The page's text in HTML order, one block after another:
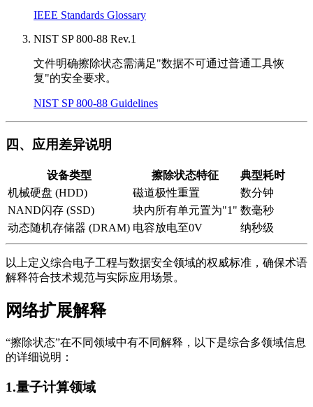
IEEE Standards Glossary
NIST SP 800-88 Rev.1
文件明确擦除状态需满足"数据不可通过普通工具恢
复"的安全要求。
NIST SP 800-88 Guidelines
四、应用差异说明
设备类型 擦除状态特征
典型耗时
机械硬盘 (HDD)
磁道极性重置
数分钟
NAND闪存 (SSD)
块内所有单元置为"1" 数毫秒
动态随机存储器 (DRAM) 电容放电至0V 纳秒级
以上定义综合电子工程与数据安全领域的权威标准，确保术语
解释符合技术规范与实际应用场景。
网络扩展解释
“擦除状态”在不同领域中有不同解释，以下是综合多领域信息
的详细说明：
1.量子计算领域